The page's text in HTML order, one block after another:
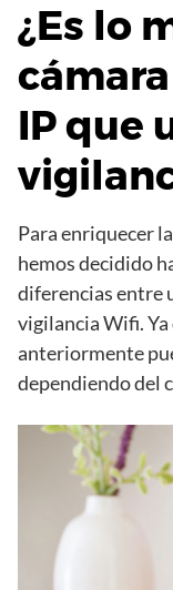
¿Es lo
IP que
Para enriquecer
hemos decidido
diferencias entre
vigilancia Wifi.
anteriormente
dependiendo del